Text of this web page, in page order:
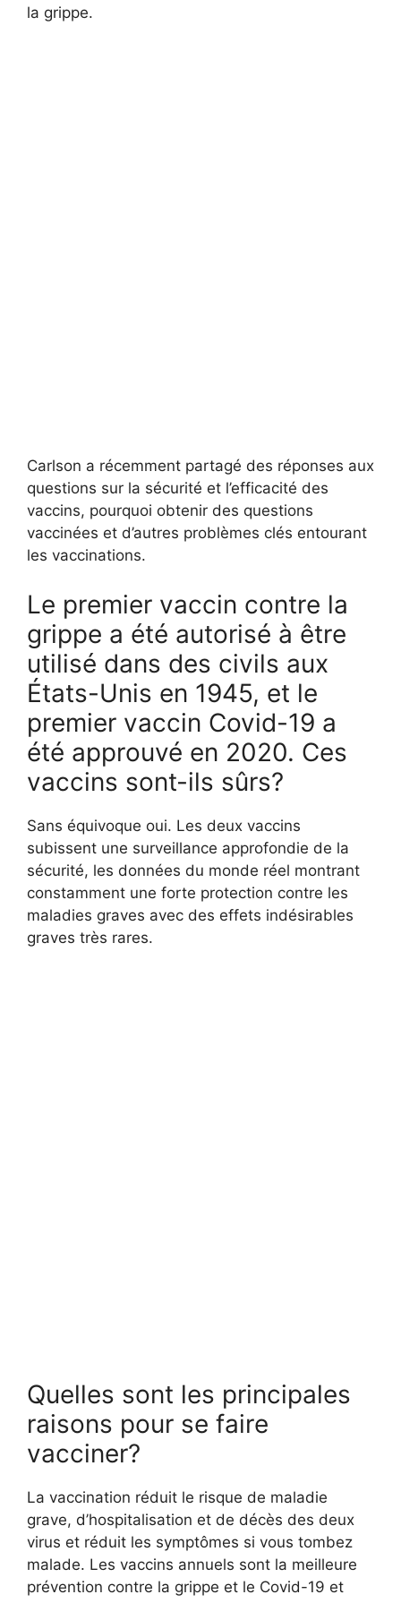
la grippe.
Carlson a récemment partagé des réponses aux
questions sur la sécurité et l’efficacité des
vaccins, pourquoi obtenir des questions
vaccinées et d’autres problèmes clés entourant
les vaccinations.
Le premier vaccin contre la
grippe a été autorisé à être
utilisé dans des civils aux
États-Unis en 1945, et le
premier vaccin Covid-19 a
été approuvé en 2020. Ces
vaccins sont-ils sûrs?
Sans équivoque oui. Les deux vaccins
subissent une surveillance approfondie de la
sécurité, les données du monde réel montrant
constamment une forte protection contre les
maladies graves avec des effets indésirables
graves très rares.
Quelles sont les principales
raisons pour se faire
vacciner?
La vaccination réduit le risque de maladie
grave, d’hospitalisation et de décès des deux
virus et réduit les symptômes si vous tombez
malade. Les vaccins annuels sont la meilleure
prévention contre la grippe et le Covid-19 et